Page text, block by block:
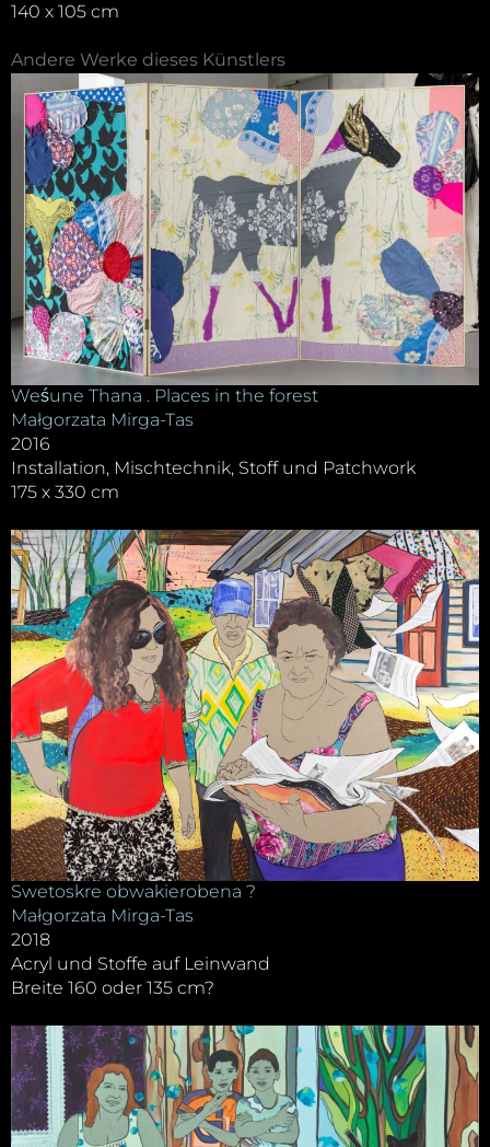
140 x 105 cm
Andere Werke dieses Künstlers
Weśune Thana . Places in the forest
Małgorzata Mirga-Tas
2016
Installation, Mischtechnik, Stoff und Patchwork
175 x 330 cm
Swetoskre obwakierobena ?
Małgorzata Mirga-Tas
2018
Acryl und Stoffe auf Leinwand
Breite 160 oder 135 cm?